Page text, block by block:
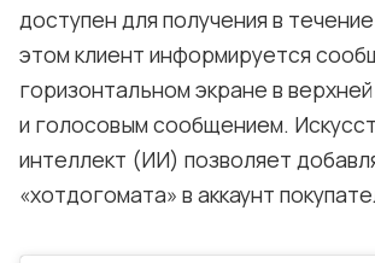
доступен для получения в
этом клиент информируется
горизонтальном экране в
и голосовым сообщением.
интеллект (ИИ) позволяет
«хотдогомата» в аккаунт